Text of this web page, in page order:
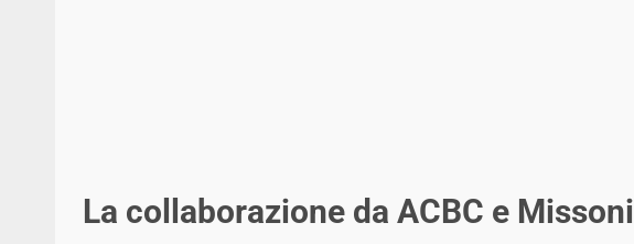
La collaborazione da ACBC e Missoni